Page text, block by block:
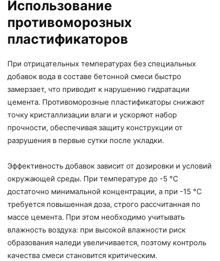
Использование
противоморозных
пластификаторов
При отрицательных температурах без специальных
добавок вода в составе бетонной смеси быстро
замерзает, что приводит к нарушению гидратации
цемента. Противоморозные пластификаторы снижают
точку кристаллизации влаги и ускоряют набор
прочности, обеспечивая защиту конструкции от
разрушения в первые сутки после укладки.
Эффективность добавок зависит от дозировки и условий
окружающей среды. При температуре до -5 °C
достаточно минимальной концентрации, а при -15 °C
требуется повышенная доза, строго рассчитанная по
массе цемента. При этом необходимо учитывать
влажность воздуха: при высокой влажности риск
образования наледи увеличивается, поэтому контроль
качества смеси становится критическим.